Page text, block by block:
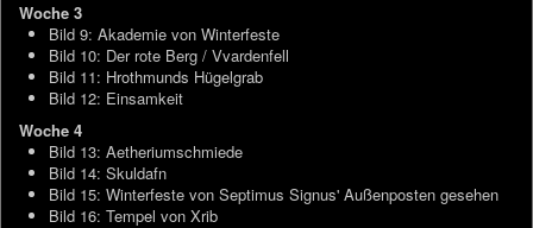
Woche 3
Bild 9: Akademie von Winterfeste
Bild 10: Der rote Berg / Vvardenfell
Bild 11: Hrothmunds Hügelgrab
Bild 12: Einsamkeit
Woche 4
Bild 13: Aetheriumschmiede
Bild 14: Skuldafn
Bild 15: Winterfeste von Septimus Signus' Außenposten gesehen
Bild 16: Tempel von Xrib